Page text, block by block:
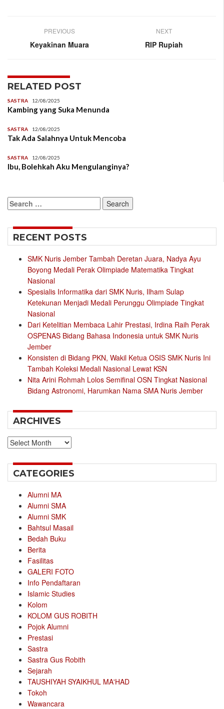
PREVIOUS
Keyakinan Muara
NEXT
RIP Rupiah
RELATED POST
SASTRA 12/08/2025
Kambing yang Suka Menunda
SASTRA 12/08/2025
Tak Ada Salahnya Untuk Mencoba
SASTRA 12/08/2025
Ibu, Bolehkah Aku Mengulanginya?
Search
for:
RECENT POSTS
SMK Nuris Jember Tambah Deretan Juara, Nadya Ayu
Boyong Medali Perak Olimpiade Matematika Tingkat
Nasional
Spesialis Informatika dari SMK Nuris, Ilham Sulap
Ketekunan Menjadi Medali Perunggu Olimpiade Tingkat
Nasional
Dari Ketelitian Membaca Lahir Prestasi, Irdina Raih Perak
OSPENAS Bidang Bahasa Indonesia untuk SMK Nuris
Jember
Konsisten di Bidang PKN, Wakil Ketua OSIS SMK Nuris Ini
Tambah Koleksi Medali Nasional Lewat KSN
Nita Arini Rohmah Lolos Semifinal OSN Tingkat Nasional
Bidang Astronomi, Harumkan Nama SMA Nuris Jember
ARCHIVES
Archives
CATEGORIES
Alumni MA
Alumni SMA
Alumni SMK
Bahtsul Masail
Bedah Buku
Berita
Fasilitas
GALERI FOTO
Info Pendaftaran
Islamic Studies
Kolom
KOLOM GUS ROBITH
Pojok Alumni
Prestasi
Sastra
Sastra Gus Robith
Sejarah
TAUSHIYAH SYAIKHUL MA'HAD
Tokoh
Wawancara